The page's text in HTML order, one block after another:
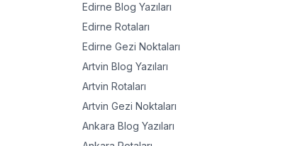
Edirne Blog Yazıları
Edirne Rotaları
Edirne Gezi Noktaları
Artvin Blog Yazıları
Artvin Rotaları
Artvin Gezi Noktaları
Ankara Blog Yazıları